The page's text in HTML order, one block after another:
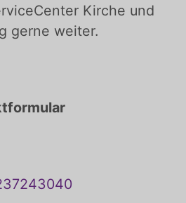
Kirche und
gerne weiter.